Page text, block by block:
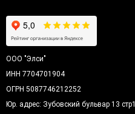
ООО "Элси"
ИНН 7704701904
ОГРН 5087746212252
Юр. адрес: Зубовский бульвар 13 стр1